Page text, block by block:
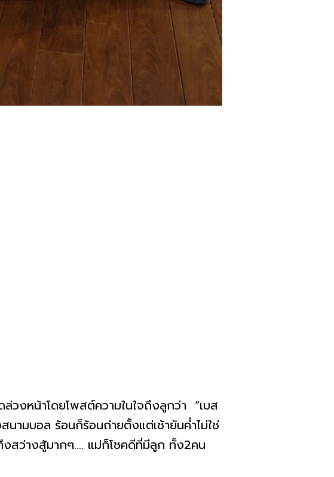
วงหน้าโดยโพสต์ความในใจถึงลูกว่า “เบส
ามบอล ร้อนก็ร้อนถ่ายตั้งแต่เช้ายันค่ำไม่ใช่
สว่างสู้มากๆ…. แม่ก็โชคดีที่มีลูก ทั้ง2คน